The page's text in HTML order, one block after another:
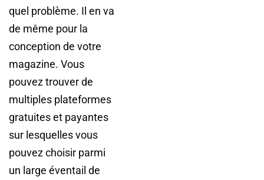
quel problème. Il en va
de même pour la
conception de votre
magazine. Vous
pouvez trouver de
multiples plateformes
gratuites et payantes
sur lesquelles vous
pouvez choisir parmi
un large éventail de